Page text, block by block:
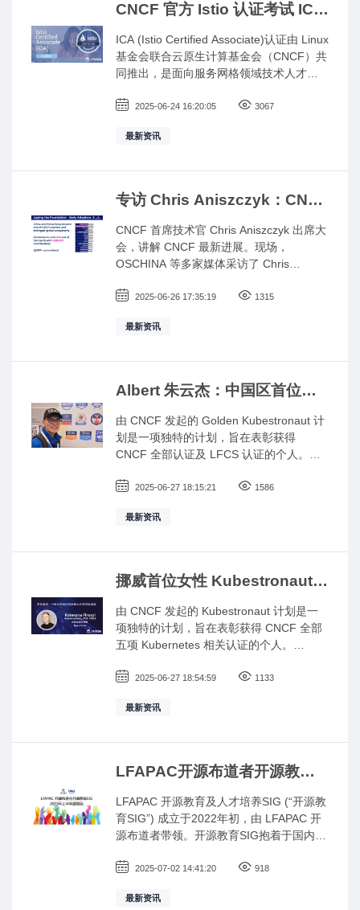
景。
CNCF 官方 Istio 认证考试 ICA
级
ICA (Istio Certified Associate)认证由 Linux
基金会联合云原生计算基金会（CNCF）共
同推出，是面向服务网格领域技术人才的
持证者已掌握 Istio 的核心原理、关键技能
原生环境中部署、管理和优化 Istio 服务网
领域专业能力的有力体现。
2025-06-24 16:20:05 3067
最新资讯
专访 Chris Aniszczyk：CNCF
CNCF 首席技术官 Chris Aniszczyk 出席大
会，讲解 CNCF 最新进展。现场，
OSCHINA 等多家媒体采访了 Chris
展，AI 与云融合等话题。
2025-06-26 17:35:19 1315
最新资讯
Albert 朱云杰：中国区首位
云原生通关之路
由 CNCF 发起的 Golden Kubestronaut 计
划是一项独特的计划，旨在表彰获得
CNCF 全部认证及 LFCS 认证的个人。
不仅拥有卓越的专业知识，更是云原生教
Albert。 Albert 朱云杰来自中国，是国内首
主要的技术方向是 Devops 以及公有云的
架构。
2025-06-27 18:15:21 1586
最新资讯
挪威首位女性 Kubestronaut：
术成长之旅
由 CNCF 发起的 Kubestronaut 计划是一
项独特的计划，旨在表彰获得 CNCF 全部
五项 Kubernetes 相关认证的个人。
有卓越的专业知识，更是云原生教育的大
Firoozi。 Kateryna Firoozi 最初并未打算
她发现自己已获得其中几项必备认证，而
剩余认证也早就在她的待办清单上。通过
完成这些认证，她不仅成为挪威首位女性
Kubestronaut，还结识了一群志同道合的
伙伴——大家互相挑战、彼此鼓励，更在
共同成长中乐此不疲。
2025-06-27 18:54:59 1133
最新资讯
LFAPAC开源布道者开源教育
LFAPAC 开源教育及人才培养SIG (“开源教
育SIG”) 成立于2022年初，由 LFAPAC 开
源布道者带领。开源教育SIG抱着于国内提
会项目认知的初衷，以及推动开源人才培
训的开源人才。在2022年，开源教育SIG
2025-07-02 14:41:20 918
最新资讯